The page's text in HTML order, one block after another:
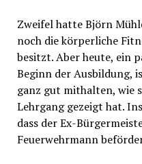
Zweifel hatte Björn
noch die körperliche
besitzt. Aber heute, ein
Beginn der Ausbildung,
ganz gut mithalten, wie
Lehrgang gezeigt hat.
dass der Ex-
Feuerwehrmann